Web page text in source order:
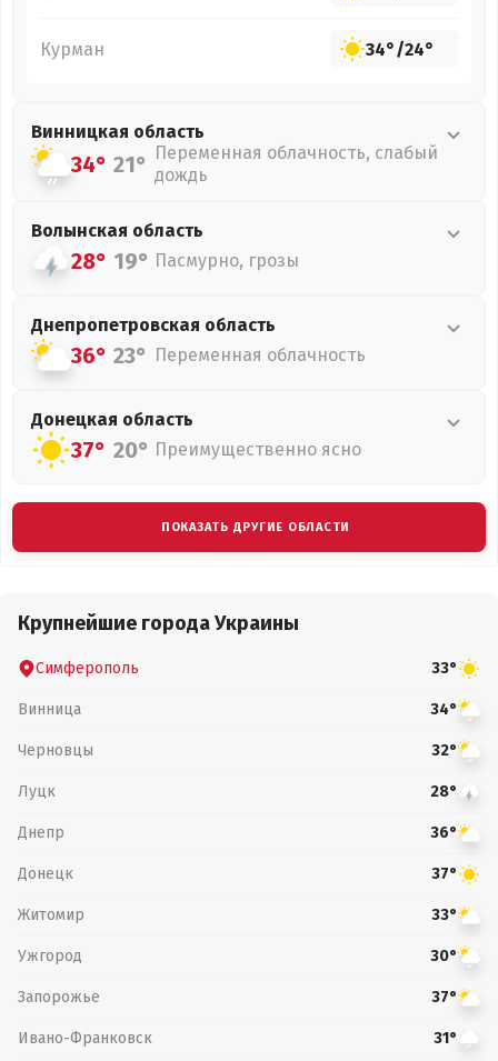
Курман 34°/24°
Винницкая область
34° 21° Переменная облачность, слабый
дождь
Волынская область
28° 19° Пасмурно, грозы
Днепропетровская область
36° 23° Переменная облачность
Донецкая область
37° 20° Преимущественно ясно
ПОКАЗАТЬ ДРУГИЕ ОБЛАСТИ
Крупнейшие города Украины
Симферополь 33°
Винница 34°
Черновцы 32°
Луцк 28°
Днепр 36°
Донецк 37°
Житомир 33°
Ужгород 30°
Запорожье 37°
Ивано-Франковск 31°